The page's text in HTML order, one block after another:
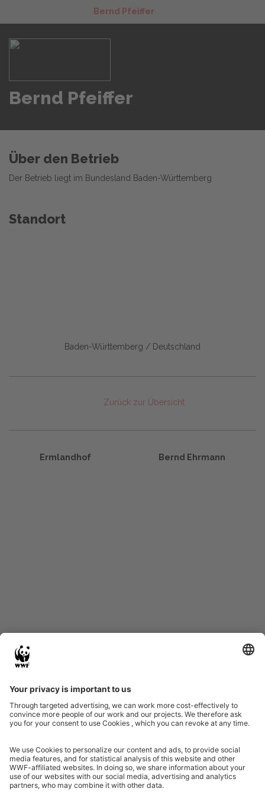
Bernd Pfeiffer
Bernd Pfeiffer
Zurück zur Übersicht
Über den Betrieb
Der Betrieb liegt im Bundesland Baden-Württemberg
Standort
Baden-Württemberg / Deutschland
Bernd Ehrmann
Ermlandhof
Eine Initiative von
Partner & Auszeichnungen
Ein Projekt der Aktionsplattform von Unternehmen Biologische Vielfalt 2020